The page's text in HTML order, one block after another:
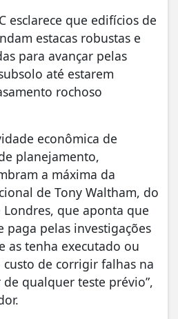
esclarece que edifícios de
estacas robustas e
para avançar pelas
até estarem
rochoso
econômica de
planejamento,
a máxima da
de Tony Waltham, do
que aponta que
paga pelas investigações
as tenha executado ou
de corrigir falhas na
qualquer teste prévio”,